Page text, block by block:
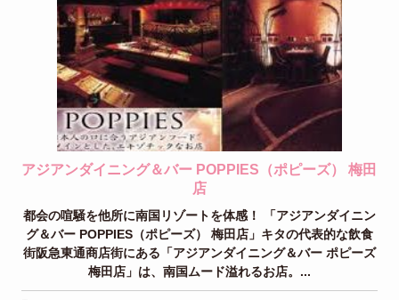
アジアンダイニング＆バー POPPIES（ポピーズ） 梅田
店
都会の喧騒を他所に南国リゾートを体感！ 「アジアンダイニン
グ＆バー POPPIES（ポピーズ） 梅田店」キタの代表的な飲食
街阪急東通商店街にある「アジアンダイニング＆バー ポピーズ
梅田店」は、南国ムード溢れるお店。...